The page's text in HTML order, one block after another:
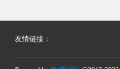
友情链接：